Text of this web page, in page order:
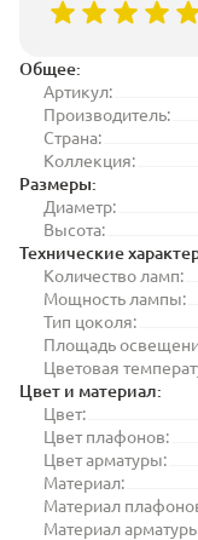
Общее:
Артикул:
Производитель:
Страна:
Коллекция:
Размеры:
Диаметр:
Высота:
Технические
Количество ламп:
Мощность лампы:
Тип цоколя:
Площадь
Цветовая
Цвет и материал:
Цвет:
Цвет плафонов:
Цвет арматуры:
Материал:
Материал
Материал